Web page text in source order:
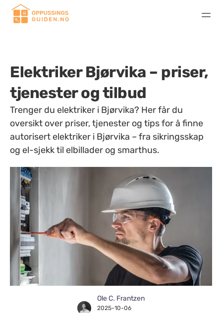
Elektriker Bjørvika – priser,
tjenester og tilbud
Trenger du elektriker i Bjørvika? Her får du
oversikt over priser, tjenester og tips for å finne
autorisert elektriker i Bjørvika – fra sikringsskap
og el-sjekk til elbillader og smarthus.
Ole C. Frantzen
2025-10-06